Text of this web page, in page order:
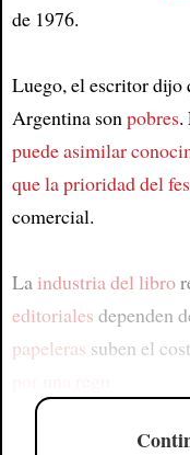
de 1976.
Luego, el escritor dijo
Argentina sonpobres.
puede asimilar
que la prioridad del
comercial.
La industria del libro
editoriales dependen
papeleras suben el